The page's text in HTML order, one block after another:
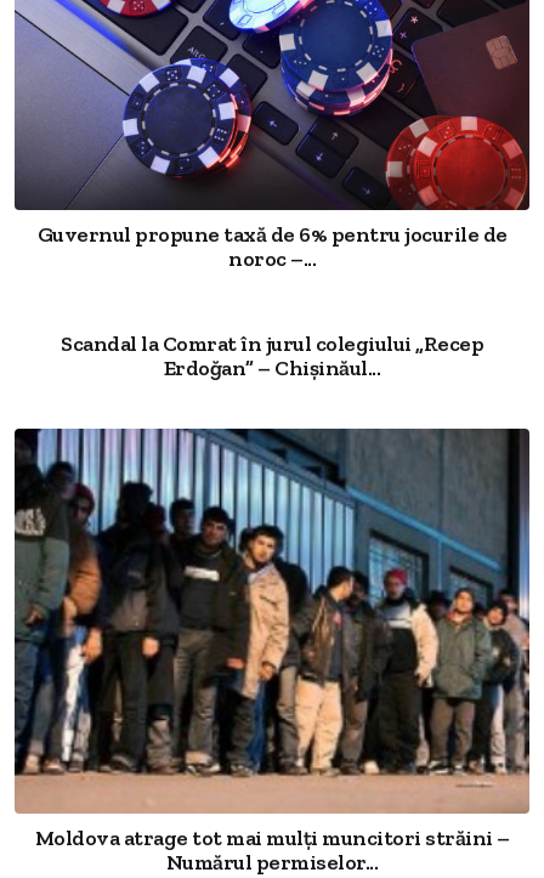
Guvernul propune taxă de 6% pentru jocurile de
noroc –...
Scandal la Comrat în jurul colegiului „Recep
Erdoğan” – Chișinăul...
Moldova atrage tot mai mulți muncitori străini –
Numărul permiselor...